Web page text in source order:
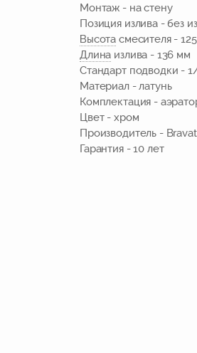
Монтаж - на стену
Позиция излива - без
Высота смесителя -
Длина излива - 136 мм
Стандарт подводки -
Материал - латунь
Комплектация -
Цвет - хром
Производитель -
Гарантия - 10 лет